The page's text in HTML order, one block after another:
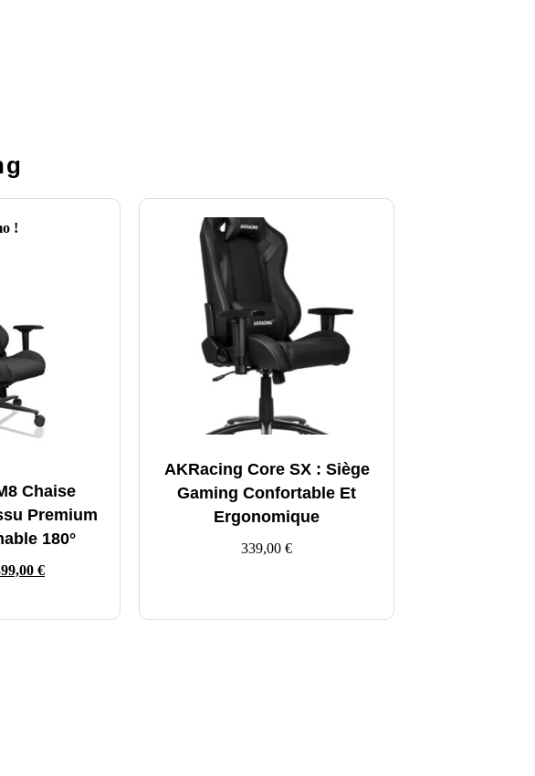
!
Chaise
Premium
180°
€
AKRacing Core SX : Siège
Gaming Confortable Et
Ergonomique
339,00 €